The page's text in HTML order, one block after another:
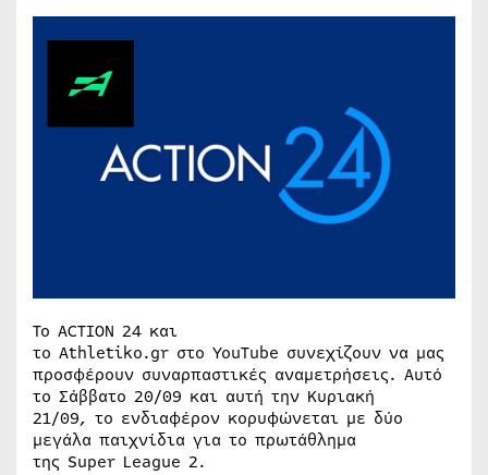
Το ACTION 24 και
το Athletiko.gr στο YouTube συνεχίζουν να μας
προσφέρουν συναρπαστικές αναμετρήσεις. Αυτό
το Σάββατο 20/09 και αυτή την Κυριακή
21/09, το ενδιαφέρον κορυφώνεται με δύο
μεγάλα παιχνίδια για το πρωτάθλημα
της Super League 2.